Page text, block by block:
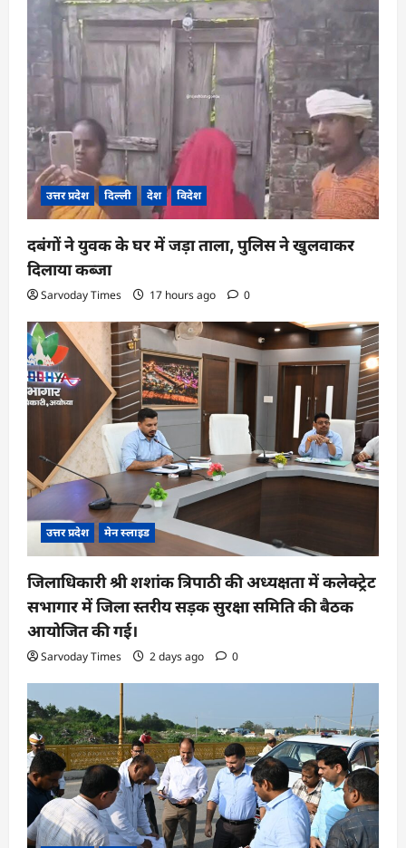
उत्तर प्रदेश दिल्ली देश विदेश
दबंगों ने युवक के घर में जड़ा ताला, पुलिस ने खुलवाकर
दिलाया कब्जा
Sarvoday Times 17 hours ago 0
उत्तर प्रदेश मेन स्लाइड
जिलाधिकारी श्री शशांक त्रिपाठी की अध्यक्षता में कलेक्ट्रेट
सभागार में जिला स्तरीय सड़क सुरक्षा समिति की बैठक
आयोजित की गई।
Sarvoday Times 2 days ago 0